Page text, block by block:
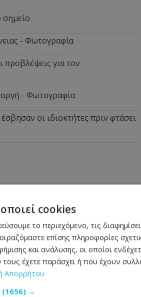
σημείο
- Φωτογραφία
προβλέψεις για τον
οργή - Φωτογραφία
οι ιδιοκτήτες πριν φτάσει
cookies
το περιεχόμενο, τις
επίσης πληροφορίες
και ανάλυσης, οι οποίοι
έχετε παράσχει ή που έχουν
Απορρήτου
(1656) →